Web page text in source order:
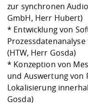
zur synchronen
GmbH, Herr Hubert)
* Entwicklung von
(HTW, Herr Gosda)
* Konzeption von
und Auswertung von
Lokalisierung
Gosda)